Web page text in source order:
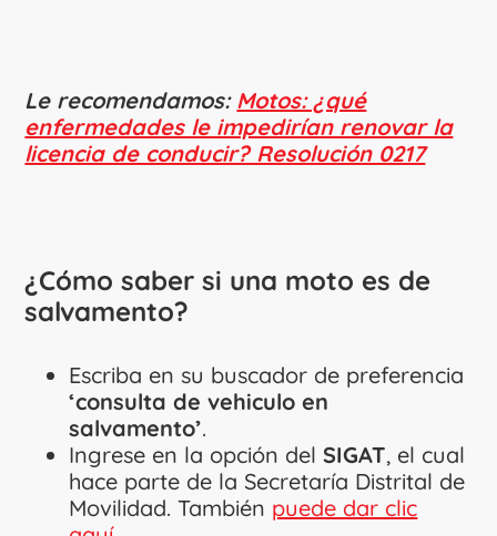
Le recomendamos: Motos: ¿qué
enfermedades le impedirían renovar la
licencia de conducir? Resolución 0217
¿Cómo saber si una moto es de
salvamento?
Escriba en su buscador de preferencia
‘consulta de vehiculo en
salvamento’.
Ingrese en la opción delSIGAT, el cual
hace parte de la Secretaría Distrital de
Movilidad. También puede dar clic